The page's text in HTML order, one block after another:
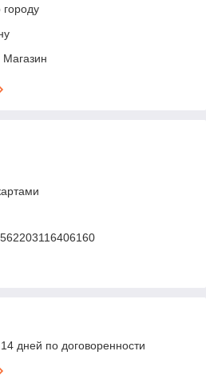
городу
Магазин
дней по договоренности